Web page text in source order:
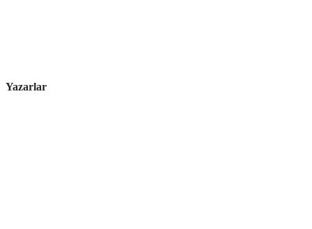
Yazarlar